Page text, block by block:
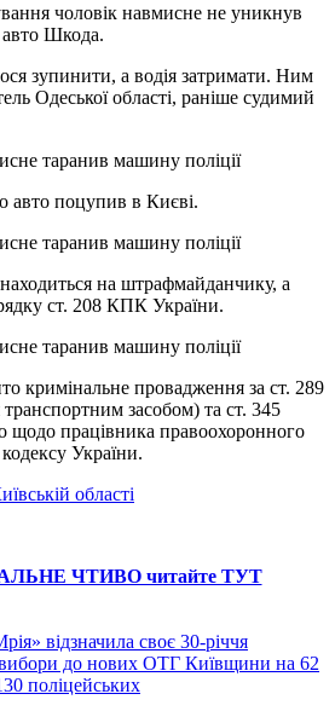
чоловік навмисне не уникнув
авто Шкода.
зупинити, а водія затримати. Ним
Одеської області, раніше судимий
авто поцупив в Києві.
на штрафмайданчику, а
ст. 208 КПК України.
кримінальне провадження за ст. 289
засобом) та ст. 345
щодо працівника правоохоронного
України.
області
ЧТИВО читайте ТУТ
відзначила своє 30-річчя
до нових ОТГ Київщини на 62
поліцейських